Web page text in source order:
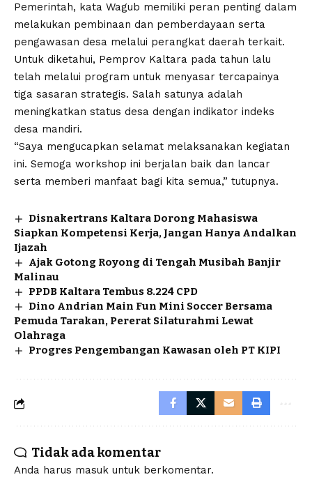
Pemerintah, kata Wagub memiliki peran penting dalam
melakukan pembinaan dan pemberdayaan serta
pengawasan desa melalui perangkat daerah terkait.
Untuk diketahui, Pemprov Kaltara pada tahun lalu
telah melalui program untuk menyasar tercapainya
tiga sasaran strategis. Salah satunya adalah
meningkatkan status desa dengan indikator indeks
desa mandiri.
“Saya mengucapkan selamat melaksanakan kegiatan
ini. Semoga workshop ini berjalan baik dan lancar
serta memberi manfaat bagi kita semua,” tutupnya.
Disnakertrans Kaltara Dorong Mahasiswa
Siapkan Kompetensi Kerja, Jangan Hanya Andalkan
Ijazah
Ajak Gotong Royong di Tengah Musibah Banjir
Malinau
PPDB Kaltara Tembus 8.224 CPD
Dino Andrian Main Fun Mini Soccer Bersama
Pemuda Tarakan, Pererat Silaturahmi Lewat
Olahraga
Progres Pengembangan Kawasan oleh PT KIPI
Tidak ada komentar
Anda harus masuk untuk berkomentar.